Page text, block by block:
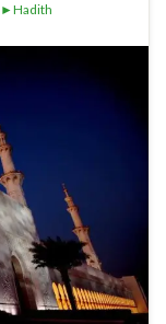
►Hadith